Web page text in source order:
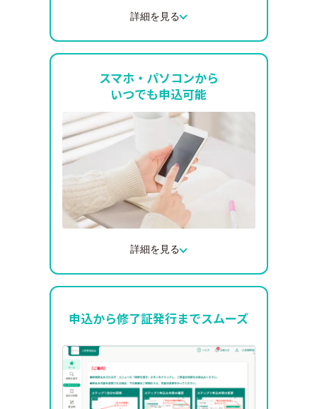
詳細を見る
他園の受講生とグループワークを行い、意
ない視点や気づきを得ることができます。
また講義中も講師へ質問や相談ができるた
め、疑問をその場で解消しながら学びを深
められます。
スマホ・パソコンから
いつでも申込可能
詳細を見る
申込はスマートフォンやパソコンから24時
ご自身の都合の良いタイミングで申込がで
きるため、忙しい業務の合間にも手続きを
進めることができます。
申込から修了証発行までスムーズ